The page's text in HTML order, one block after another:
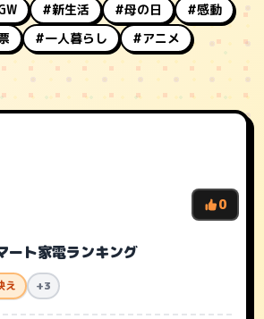
#新生活 #母の日
#感動
#一人暮らし
#アニメ
0
ート家電ランキング
え +3